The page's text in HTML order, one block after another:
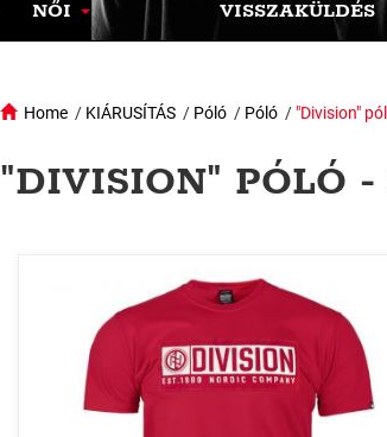
NŐI VISSZAKÜLDÉS
Home / KIÁRUSÍTÁS / Póló / Póló / "Division"
"DIVISION" PÓLÓ -